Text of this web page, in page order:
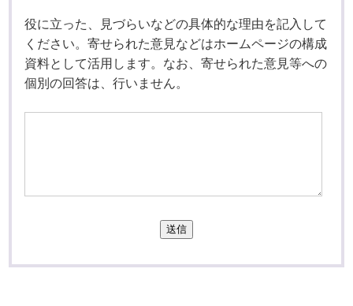
役に立った、見づらいなどの具体的な理由を記入して
ください。寄せられた意見などはホームページの構成
資料として活用します。なお、寄せられた意見等への
個別の回答は、行いません。
送信